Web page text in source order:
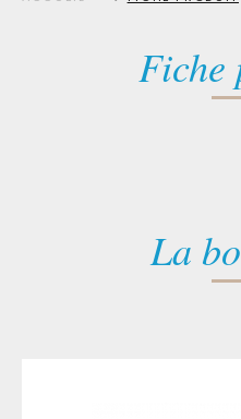
Fiche
La